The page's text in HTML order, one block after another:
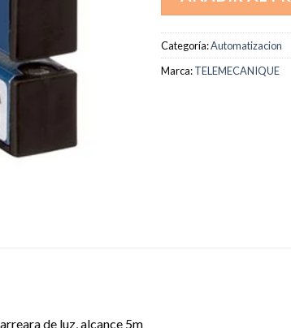
Categoría:Automatizacion
Marca:TELEMECANIQUE
de luz, alcance 5m